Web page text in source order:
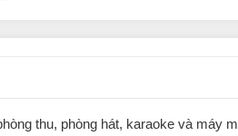
thu, phòng hát, karaoke và máy